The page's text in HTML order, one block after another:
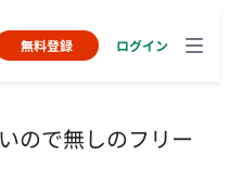
無料登録 ログイン
ので無しのフリー